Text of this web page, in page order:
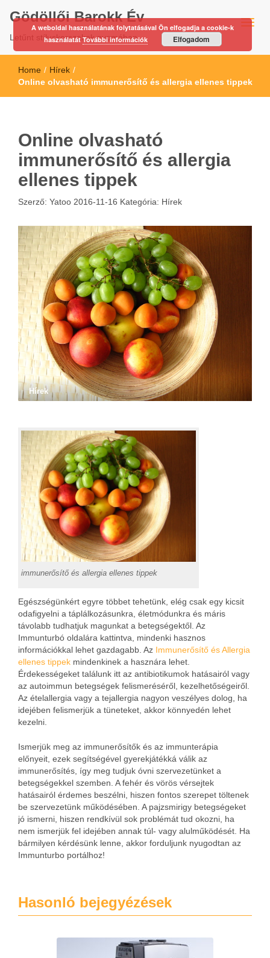
Gödöllői Barokk Év
Letűnt stíluskorszakok nyomában…
Home / Hírek /
Online olvasható immunerősítő és allergia ellenes tippek
Online olvasható
immunerősítő és allergia
ellenes tippek
Szerző: Yatoo 2016-11-16 Kategória: Hírek
Hírek
immunerősítő és allergia ellenes tippek
Egészségünkért egyre többet tehetünk, elég csak egy kicsit
odafigyelni a táplálkozásunkra, életmódunkra és máris
távolabb tudhatjuk magunkat a betegségektől. Az
Immunturbó oldalára kattintva, mindenki hasznos
információkkal lehet gazdagabb. Az Immunerősítő és Allergia
ellenes tippek mindenkinek a hasznára lehet.
Érdekességeket találunk itt az antibiotikumok hatásairól vagy
az autoimmun betegségek felismeréséről, kezelhetőségeiről.
Az ételallergia vagy a tejallergia nagyon veszélyes dolog, ha
idejében felismerjük a tüneteket, akkor könnyedén lehet
kezelni.
Ismerjük meg az immunerősítők és az immunterápia
előnyeit, ezek segítségével gyerekjátékká válik az
immunerősítés, így meg tudjuk óvni szervezetünket a
betegségekkel szemben. A fehér és vörös vérsejtek
hatásairól érdemes beszélni, hiszen fontos szerepet töltenek
be szervezetünk működésében. A pajzsmirigy betegségeket
jó ismerni, hiszen rendkívül sok problémát tud okozni, ha
nem ismerjük fel idejében annak túl- vagy alulműködését. Ha
bármilyen kérdésünk lenne, akkor forduljunk nyugodtan az
Immunturbo portálhoz!
Hasonló bejegyézések
A weboldal használatának folytatásával Ön elfogadja a cookie-k
használatátTovábbi információk Elfogadom